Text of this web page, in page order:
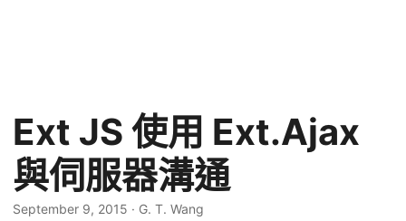
Ext JS 使用 Ext.Ajax
與伺服器溝通
September 9, 2015 · G. T. Wang